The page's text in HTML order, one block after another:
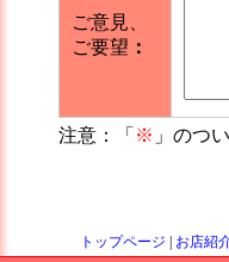
ご意見、
ご要望 ：
注意：「 ※ 」のつ
トップページ お店紹